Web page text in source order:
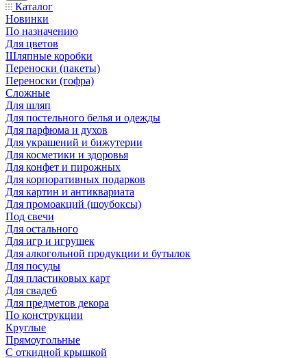
Каталог
Новинки
По назначению
Для цветов
Шляпные коробки
Переноски (пакеты)
Переноски (гофра)
Сложные
Для шляп
Для постельного белья и одежды
Для парфюма и духов
Для украшений и бижутерии
Для косметики и здоровья
Для конфет и пирожных
Для корпоративных подарков
Для картин и антиквариата
Для промоакций (шоубоксы)
Под свечи
Для остального
Для игр и игрушек
Для алкогольной продукции и бутылок
Для посуды
Для пластиковых карт
Для свадеб
Для предметов декора
По конструкции
Круглые
Прямоугольные
С откидной крышкой